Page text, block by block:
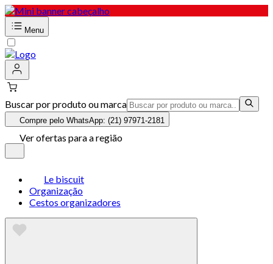
Menu
Buscar por produto ou marca
Compre pelo WhatsApp: (21) 97971-2181
Ver ofertas para a região
Le biscuit
Organização
Cestos organizadores